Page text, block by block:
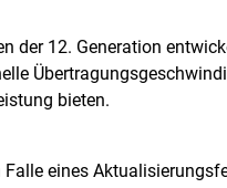
der 12. Generation
bieten.
eines